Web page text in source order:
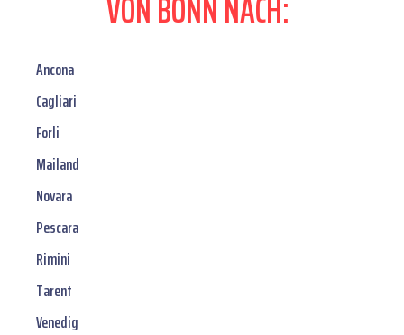
Ancona
Cagliari
Forli
Mailand
Novara
Pescara
Rimini
Tarent
Venedig